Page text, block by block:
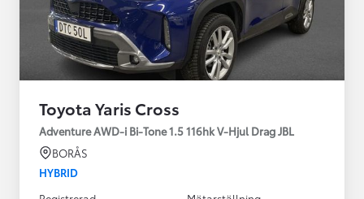
Toyota Yaris Cross
Adventure AWD-i Bi-Tone 1.5 116hk V-Hjul Drag JBL
BORÅS
HYBRID